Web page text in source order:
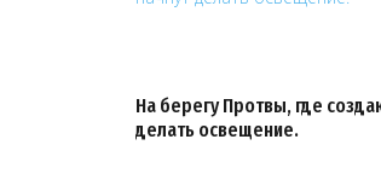
На берегу Протвы, где
делать освещение.